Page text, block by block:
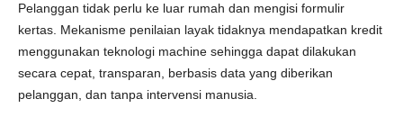
Pelanggan tidak perlu ke luar rumah dan mengisi formulir
kertas. Mekanisme penilaian layak tidaknya mendapatkan kredit
menggunakan teknologi machine sehingga dapat dilakukan
secara cepat, transparan, berbasis data yang diberikan
pelanggan, dan tanpa intervensi manusia.